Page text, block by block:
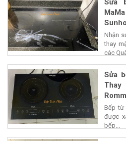
Sửa
Nhận
thay
các
Sửa
Bếp từ
được
bếp...